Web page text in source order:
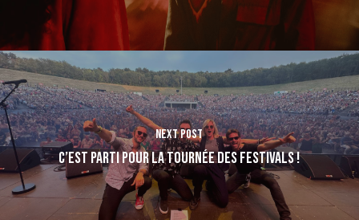
Next Post
C’est parti pour la tournée des Festivals !